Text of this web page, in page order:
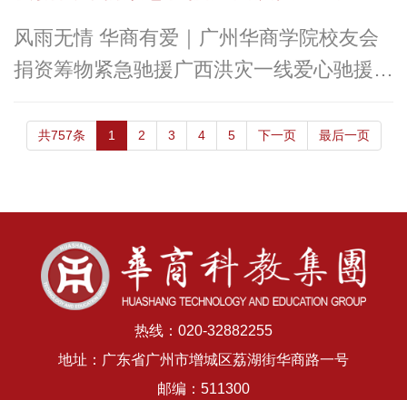
风雨无情 华商有爱｜广州华商学院校友会
捐资筹物紧急驰援广西洪灾一线爱心驰援共
宁、贵港等地因持续强降雨引发严重洪涝灾
共757条 1 2 3 4 5 下一页 最后一页
热线：020-32882255
地址：广东省广州市增城区荔湖街华商路一号
邮编：511300